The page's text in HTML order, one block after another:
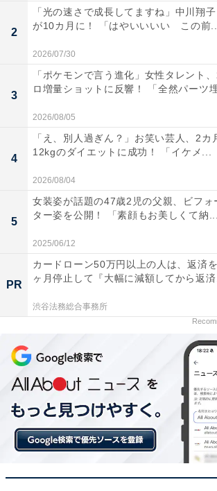
2
「光の速さで成長してますね」中川翔
が10カ月に！ 「はやいいいい この前
2026/07/30
3
「ポケモンで言う進化」女性タレント
ロ増量ショットに反響！ 「全然パーツ
2026/08/05
4
「え、別人過ぎん？」お笑い芸人、2カ
12kgのダイエットに成功！ 「イケメ...
2026/08/04
5
女装姿が話題の47歳2児の父親、ビフォ
ター姿を公開！ 「素顔もお美しくて納...
2025/06/12
PR
カードローン50万円以上の人は、返済
ヶ月停止して『大幅に減額してから返
渋谷法務総合事務所